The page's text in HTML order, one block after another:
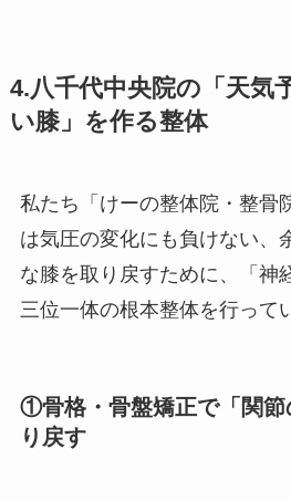
4.八千代中央院の「天気
い膝」を作る整体
私たち「けーの整体院・整骨
は気圧の変化にも負けない、
な膝を取り戻すために、「神
三位一体の根本整体を行って
①骨格・骨盤矯正で「関節
り戻す